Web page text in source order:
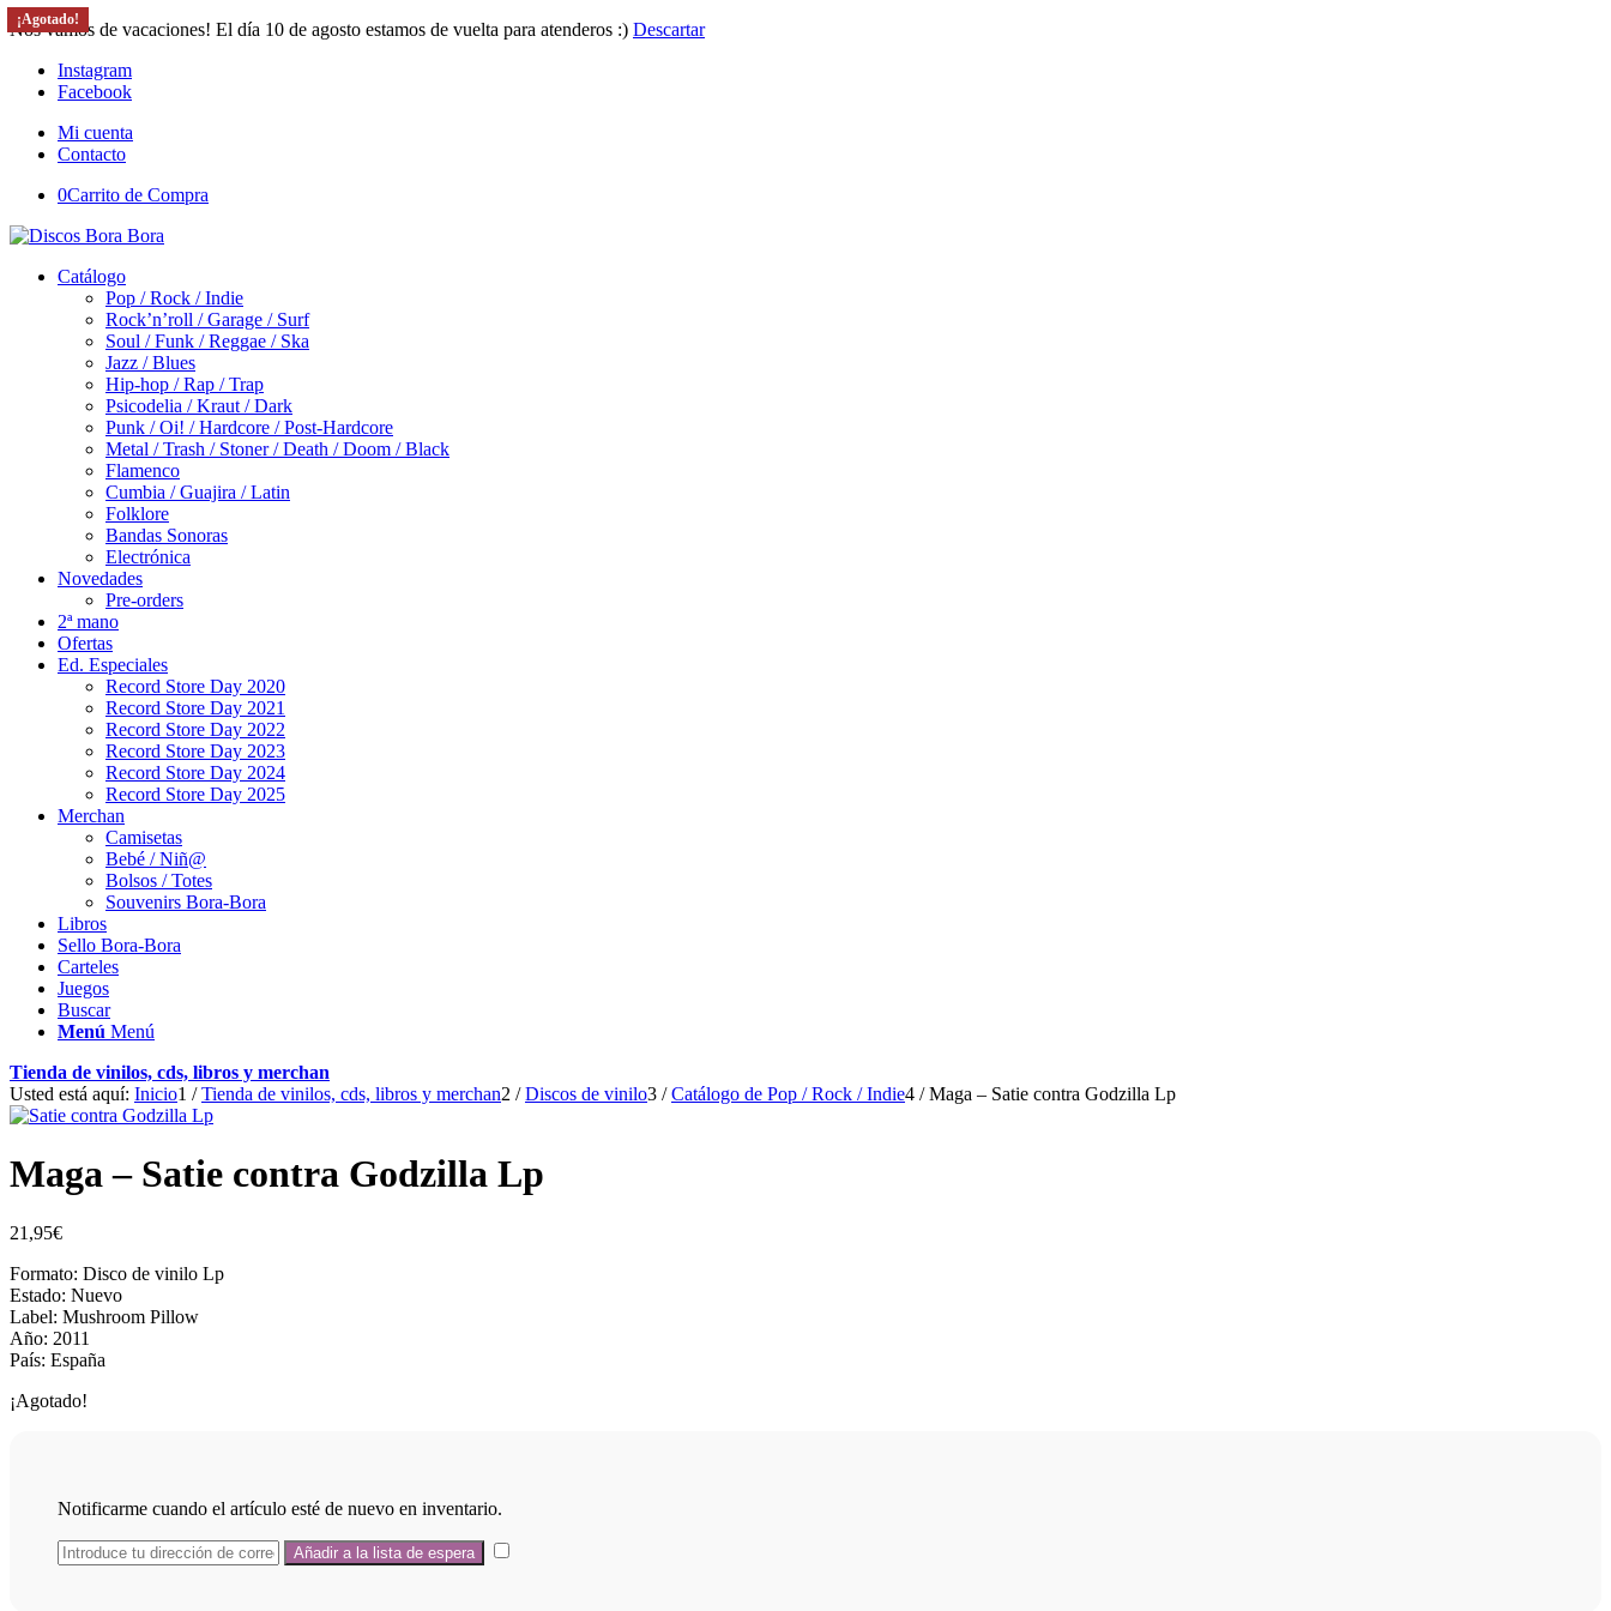
Nos vamos de vacaciones! El día 10 de agosto estamos de vuelta para atenderos :) Descartar
Instagram
Facebook
Mi cuenta
Contacto
0Carrito de Compra
Catálogo
Pop / Rock / Indie
Rock’n’roll / Garage / Surf
Soul / Funk / Reggae / Ska
Jazz / Blues
Hip-hop / Rap / Trap
Psicodelia / Kraut / Dark
Punk / Oi! / Hardcore / Post-Hardcore
Metal / Trash / Stoner / Death / Doom / Black
Flamenco
Cumbia / Guajira / Latin
Folklore
Bandas Sonoras
Electrónica
Novedades
Pre-orders
2ª mano
Ofertas
Ed. Especiales
Record Store Day 2020
Record Store Day 2021
Record Store Day 2022
Record Store Day 2023
Record Store Day 2024
Record Store Day 2025
Merchan
Camisetas
Bebé / Niñ@
Bolsos / Totes
Souvenirs Bora-Bora
Libros
Sello Bora-Bora
Carteles
Juegos
Buscar
Menú Menú
Tienda de vinilos, cds, libros y merchan
Usted está aquí: Inicio1 / Tienda de vinilos, cds, libros y merchan2 / Discos de vinilo3 / Catálogo de Pop / Rock / Indie4 / Maga – Satie contra Godzilla Lp
¡Agotado!
Maga – Satie contra Godzilla Lp
21,95€
Formato: Disco de vinilo Lp
Estado: Nuevo
Label: Mushroom Pillow
Año: 2011
País: España
¡Agotado!
Notificarme cuando el artículo esté de nuevo en inventario.
¡Agotado!
¡Agotado!
¡Agotado!